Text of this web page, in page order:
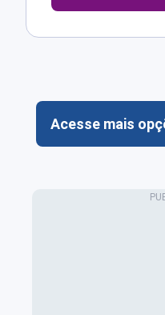
Acesse mais